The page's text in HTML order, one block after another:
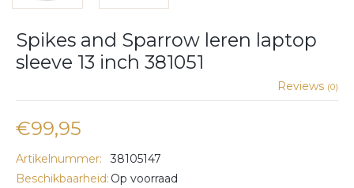
Spikes and Sparrow leren laptop
sleeve 13 inch 381051
Reviews (0)
€99,95
Artikelnummer:
38105147
Beschikbaarheid: Op voorraad